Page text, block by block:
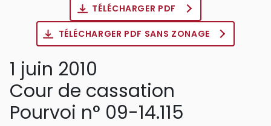
TÉLÉCHARGER PDF
TÉLÉCHARGER PDF SANS ZONAGE
1 juin 2010
Cour de cassation
Pourvoi n° 09-14.115